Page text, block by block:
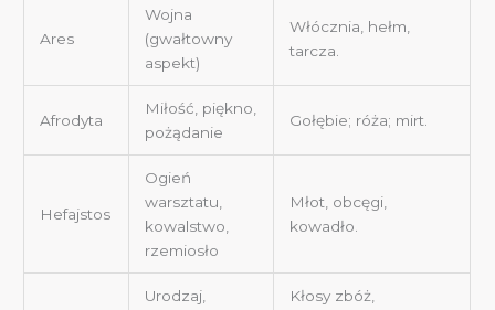
Ares
Wojna
(gwałtowny
aspekt)
Włócznia, hełm,
tarcza.
Afrodyta
Miłość, piękno,
pożądanie
Gołębie; róża; mirt.
Hefajstos
Ogień
warsztatu,
kowalstwo,
rzemiosło
Młot, obcęgi,
kowadło.
Urodzaj,
Kłosy zbóż,